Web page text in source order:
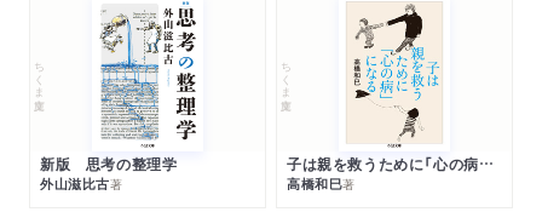
ちくま文庫
新版 思考の整理学
外山滋比古著
ちくま文庫
子は親を救うために「心の病」になる
高橋和巳著